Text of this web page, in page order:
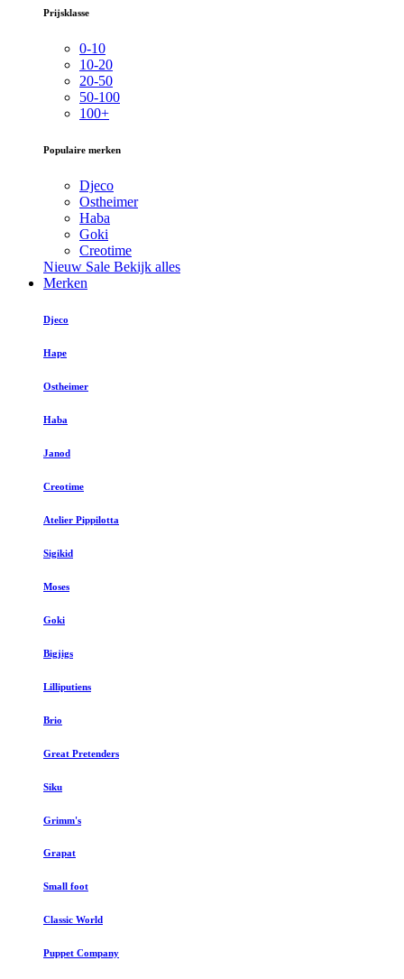
Prijsklasse
0-10
10-20
20-50
50-100
100+
Populaire merken
Djeco
Ostheimer
Haba
Goki
Creotime
Nieuw Sale Bekijk alles
Merken
Djeco
Hape
Ostheimer
Haba
Janod
Creotime
Atelier Pippilotta
Sigikid
Moses
Goki
Bigjigs
Lilliputiens
Brio
Great Pretenders
Siku
Grimm's
Grapat
Small foot
Classic World
Puppet Company